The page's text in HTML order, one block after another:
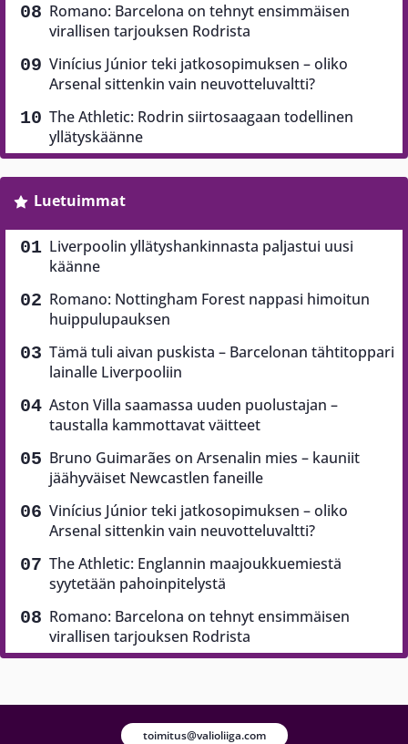
Romano: Barcelona on tehnyt ensimmäisen
virallisen tarjouksen Rodrista
Vinícius Júnior teki jatkosopimuksen – oliko
Arsenal sittenkin vain neuvotteluvaltti?
The Athletic: Rodrin siirtosaagaan todellinen
yllätyskäänne
Luetuimmat
Liverpoolin yllätyshankinnasta paljastui uusi
käänne
Romano: Nottingham Forest nappasi himoitun
huippulupauksen
Tämä tuli aivan puskista – Barcelonan tähtitoppari
lainalle Liverpooliin
Aston Villa saamassa uuden puolustajan –
taustalla kammottavat väitteet
Bruno Guimarães on Arsenalin mies – kauniit
jäähyväiset Newcastlen faneille
Vinícius Júnior teki jatkosopimuksen – oliko
Arsenal sittenkin vain neuvotteluvaltti?
The Athletic: Englannin maajoukkuemiestä
syytetään pahoinpitelystä
Romano: Barcelona on tehnyt ensimmäisen
virallisen tarjouksen Rodrista
toimitus@valioliiga.com